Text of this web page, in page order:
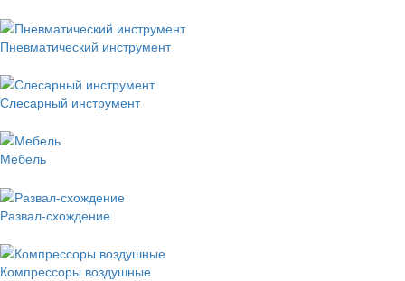
Пневматический инструмент
Слесарный инструмент
Мебель
Развал-схождение
Компрессоры воздушные